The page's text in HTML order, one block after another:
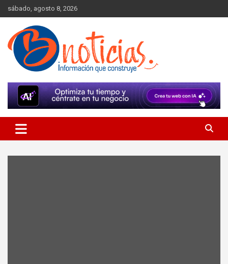
Skip
to
content
sábado, agosto 8, 2026
BNoticias